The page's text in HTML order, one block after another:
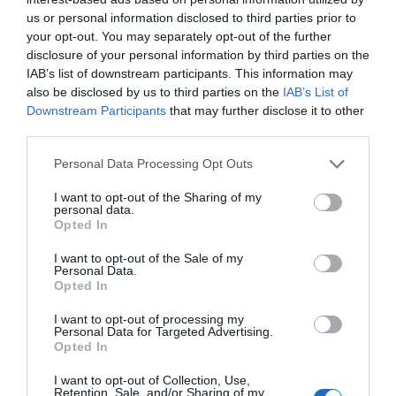
us or personal information disclosed to third parties prior to
your opt-out. You may separately opt-out of the further
disclosure of your personal information by third parties on the
IAB’s list of downstream participants. This information may
also be disclosed by us to third parties on the IAB’s List of
Downstream Participants that may further disclose it to other
Personal Data Processing Opt Outs
I want to opt-out of the Sharing of my
personal data.
Opted In
I want to opt-out of the Sale of my
Personal Data.
Opted In
I want to opt-out of processing my
Personal Data for Targeted Advertising.
Opted In
I want to opt-out of Collection, Use,
Retention, Sale, and/or Sharing of my
recomanat. Els que més, els nens de 4 a 6 anys.
de taula (62%) amb una mitjana de temps de 20-
25 minuts. Per tant, no us espanteu si entre
article i article, entre feina i feina, no us dóna
temps a molt. Ja sabeu que està científicament
comprovat.